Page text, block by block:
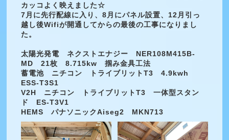
カッコよく映えました☆
7月に先行配線に入り、8月にパネル設置、12月引っ
越し後Wifiが開通してからの最後の工事になりまし
た。
太陽光発電 ネクストエナジー NER108M415B-
MD 21枚 8.715kw 掴み金具工法
蓄電池 ニチコン トライブリットT3 4.9kwh
ESS-T3S1
V2H ニチコン トライブリットT3 一体型スタン
ド ES-T3V1
HEMS パナソニックAiseg2 MKN713